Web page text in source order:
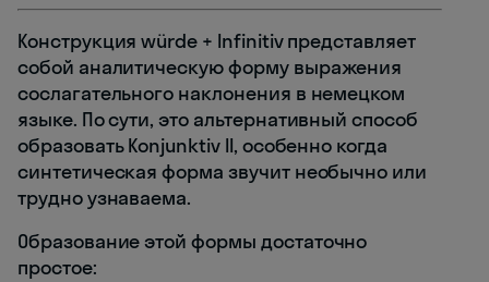
Конструкция würde + Infinitiv представляет
собой аналитическую форму выражения
сослагательного наклонения в немецком
языке. По сути, это альтернативный способ
образовать Konjunktiv II, особенно когда
синтетическая форма звучит необычно или
трудно узнаваема.
Образование этой формы достаточно
простое: